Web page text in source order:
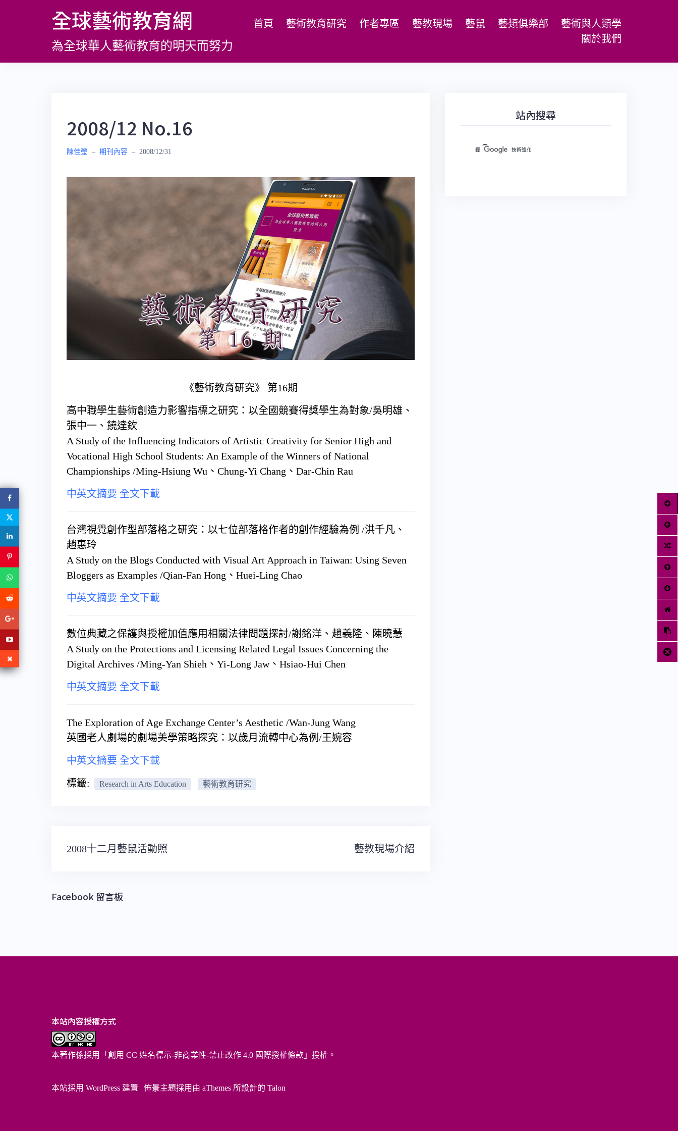
全球藝術教育網
為全球華人藝術教育的明天而努力
首頁 藝術教育研究 作者專區 藝教現場 藝鼠 藝類俱樂部
藝術與人類學
關於我們
2008/12 No.16
陳佳瑩 – 期刊內容 – 2008/12/31
《藝術教育研究》 第16期
高中職學生藝術創造力影響指標之研究：以全國競賽得獎學生為對象/吳明雄、
張中一、饒達欽
A Study of the Influencing Indicators of Artistic Creativity for Senior High and
Vocational High School Students: An Example of the Winners of National
Championships /Ming-Hsiung Wu、Chung-Yi Chang、Dar-Chin Rau
中英文摘要 全文下載
台灣視覺創作型部落格之研究：以七位部落格作者的創作經驗為例 /洪千凡、
趙惠玲
A Study on the Blogs Conducted with Visual Art Approach in Taiwan: Using Seven
Bloggers as Examples /Qian-Fan Hong、Huei-Ling Chao
中英文摘要 全文下載
數位典藏之保護與授權加值應用相關法律問題探討/謝銘洋、趙義隆、陳曉慧
A Study on the Protections and Licensing Related Legal Issues Concerning the
Digital Archives /Ming-Yan Shieh、Yi-Long Jaw、Hsiao-Hui Chen
中英文摘要 全文下載
The Exploration of Age Exchange Center’s Aesthetic /Wan-Jung Wang
英國老人劇場的劇場美學策略探究：以歲月流轉中心為例/王婉容
中英文摘要 全文下載
標籤: Research in Arts Education 藝術教育研究
文
覽
2008十二月藝鼠活動照 藝教現場介紹
Facebook 留言板
站內搜尋
本站內容授權方式
本著作係採用「 創用 CC 姓名標示-非商業性-禁止改作 4.0 國際授權條款 」授權。
本站採用 WordPress 建置 | 佈景主題採用由 aThemes 所設計的 Talon